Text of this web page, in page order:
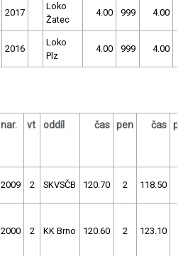
2017
Loko
Žatec
4.00 999 4.00
2016
Loko
Plz
4.00 999 4.00
nar. vt oddíl čas pen čas
2009 2 SKVSČB 120.70 2 118.50
2000 2 KK Brno 120.60 2 123.10